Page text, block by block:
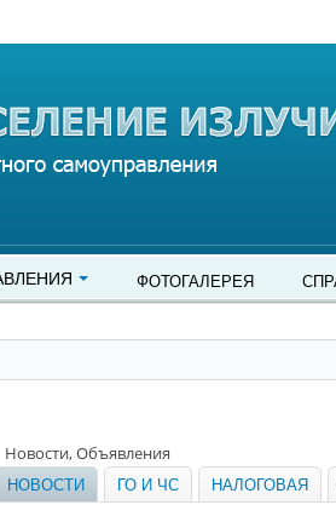
ФОТОГАЛЕРЕЯ
Новости, Объявления
НОВОСТИ ГО И ЧС НАЛОГОВАЯ